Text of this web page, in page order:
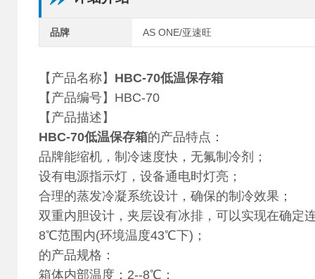
品牌 AS ONE/亚速旺
【产品名称】 HBC-70低温保存箱
【产品编号】HBC-70
【产品描述】
HBC-70低温保存箱的产品特点：
品牌能缩机，制冷速度快，无氟制冷剂；
设有电源指示灯，设备通电时灯亮；
合理的蒸发冷凝系统设计，确保的制冷效果；
双重内胆设计，夹层设有冰排，可以实现在确定
8℃范围内(环境温度43℃下)；
的产品规格：
箱体内部温度：2--8℃；